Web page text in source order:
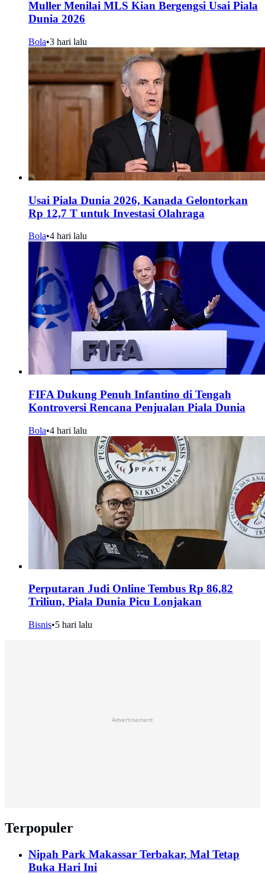
Muller Menilai MLS Kian Bergengsi Usai Piala
Dunia 2026
Bola•3 hari lalu
Usai Piala Dunia 2026, Kanada Gelontorkan
Rp 12,7 T untuk Investasi Olahraga
Bola•4 hari lalu
FIFA Dukung Penuh Infantino di Tengah
Kontroversi Rencana Penjualan Piala Dunia
Bola•4 hari lalu
Perputaran Judi Online Tembus Rp 86,82
Triliun, Piala Dunia Picu Lonjakan
Bisnis•5 hari lalu
Advertisement
Terpopuler
Nipah Park Makassar Terbakar, Mal Tetap
Buka Hari Ini